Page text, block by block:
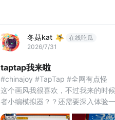
冬菇kat
在线吃瓜
2026/7/31
taptap我来啦
#chinajoy #TapTap #全网有点怪
这个画风我很喜欢，不过我来的时
者小编模拟器？？还需要深入体验